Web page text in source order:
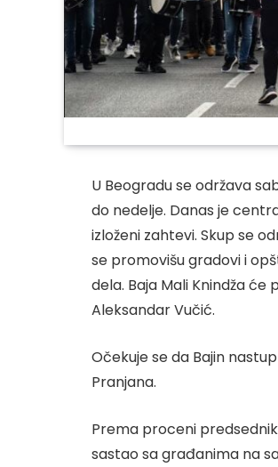
U Beogradu se održava
do nedelje. Danas je
izloženi zahtevi. Skup se
se promovišu gradovi i
dela. Baja Mali Knindža
Aleksandar Vučić.
Očekuje se da Bajin
Pranjana.
Prema proceni
sastao sa građanima na